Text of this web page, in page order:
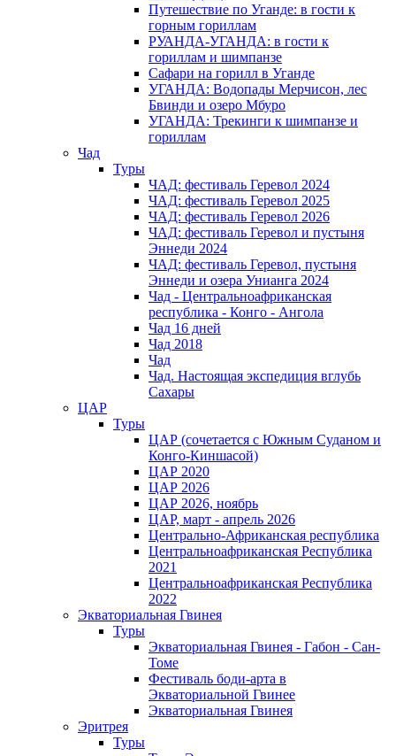
Путешествие по Уганде: в гости к
горным гориллам
РУАНДА-УГАНДА: в гости к
гориллам и шимпанзе
Сафари на горилл в Уганде
УГАНДА: Водопады Мерчисон, лес
Бвинди и озеро Мбуро
УГАНДА: Трекинги к шимпанзе и
гориллам
Чад
Туры
ЧАД: фестиваль Геревол 2024
ЧАД: фестиваль Геревол 2025
ЧАД: фестиваль Геревол 2026
ЧАД: фестиваль Геревол и пустыня
Эннеди 2024
ЧАД: фестиваль Геревол, пустыня
Эннеди и озера Унианга 2024
Чад - Центральноафриканская
республика - Конго - Ангола
Чад 16 дней
Чад 2018
Чад
Чад. Настоящая экспедиция вглубь
Сахары
ЦАР
Туры
ЦАР (сочетается с Южным Суданом и
Конго-Киншасой)
ЦАР 2020
ЦАР 2026
ЦАР 2026, ноябрь
ЦАР, март - апрель 2026
Центрально-Африканская республика
Центральноафриканская Республика
2021
Центральноафриканская Республика
2022
Экваториальная Гвинея
Туры
Экваториальная Гвинея - Габон - Сан-
Томе
Фестиваль боди-арта в
Экваториальной Гвинее
Экваториальная Гвинея
Эритрея
Туры